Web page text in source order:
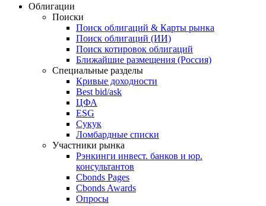
Облигации
Поиски
Поиск облигаций & Карты рынка
Поиск облигаций (ИИ)
Поиск котировок облигаций
Ближайшие размещения (Россия)
Специальные разделы
Кривые доходности
Best bid/ask
ЦФА
ESG
Сукук
Ломбардные списки
Участники рынка
Рэнкинги инвест. банков и юр.
консультантов
Cbonds Pages
Cbonds Awards
Опросы